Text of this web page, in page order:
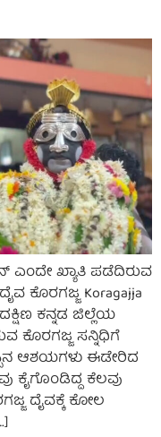
ಎಂದೇ ಖ್ಯಾತಿ ಪಡೆದಿರುವ
ಕೊರಗಜ್ಜ Koragajja
ಕನ್ನಡ ಜಿಲ್ಲೆಯ
ಕೊರಗಜ್ಜ ಸನ್ನಿಧಿಗೆ
ಆಶಯಗಳು ಈಡೇರಿದ
ಕೈಗೊಂಡಿದ್ದ ಕೆಲವು
ದೈವಕ್ಕೆ ಕೋಲ